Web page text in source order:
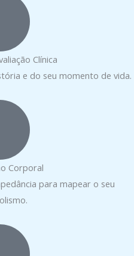
Clínica
e do seu momento de vida.
Corporal
para mapear o seu